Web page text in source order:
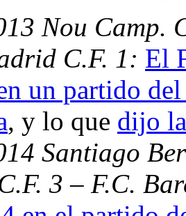
Nou Camp.
C.F. 1: El
un partido
, y lo que dijo
Santiago
3 – F.C.